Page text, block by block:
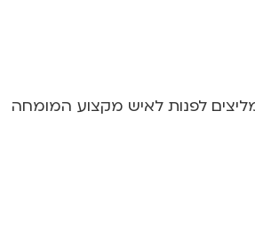
לפנות לאיש מקצוע המומחה